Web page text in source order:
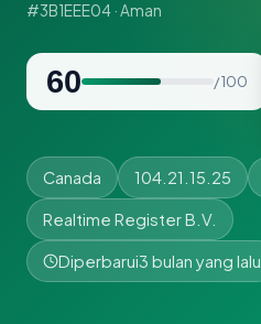
#3B1EEE04 · Aman
60 / 100
Canada 104.21.15.25
Realtime Register B.V.
Diperbarui3 bulan yang lalu